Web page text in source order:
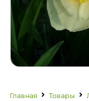
Главная Товары